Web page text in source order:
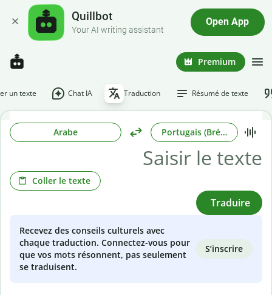
Quillbot
Your AI writing assistant
Open App
Premium
un texte Chat IA Traduction Résumé de texte
Arabe Portugais (Brésilien)
Coller le texte
Traduire
Recevez des conseils culturels avec
chaque traduction. Connectez-vous pour
que vos mots résonnent, pas seulement
se traduisent.
S’inscrire